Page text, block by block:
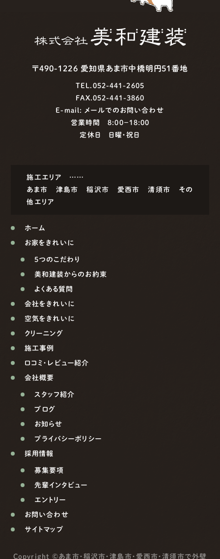
〒490-1226 愛知県あま市中橋明円51番地
TEL.052-441-2605
FAX.052-441-3860
E-mail: メールでのお問い合わせ
営業時間 8:00−18:00
定休日 日曜・祝日
施工エリア ……
あま市
津島市 稲沢市 愛西市 清須市
その
他エリア
ホーム
お家をきれいに
5つのこだわり
美和建装からのお約束
よくある質問
会社をきれいに
空気をきれいに
クリーニング
施工事例
口コミ・レビュー紹介
会社概要
スタッフ紹介
ブログ
お知らせ
プライバシーポリシー
採用情報
募集要項
先輩インタビュー
エントリー
お問い合わせ
サイトマップ
Copyright ©あま市・稲沢市・津島市・愛西市・清須市で外壁